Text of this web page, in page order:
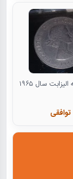
سال ۱۹۶۵
توافقی